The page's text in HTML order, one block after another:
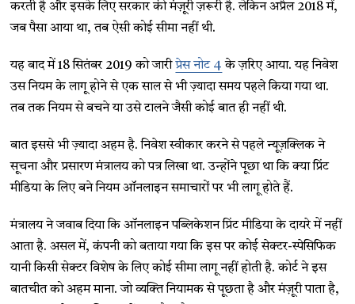
करती है और इसके लिए सरकार की मंज़ूरी ज़रूरी है. लेकिन अप्रैल 2018 में,
जब पैसा आया था, तब ऐसी कोई सीमा नहीं थी.
यह बाद में 18 सितंबर 2019 को जारीप्रेस नोट 4 के ज़रिए आया. यह निवेश
उस नियम के लागू होने से एक साल से भी ज़्यादा समय पहले किया गया था.
तब तक नियम से बचने या उसे टालने जैसी कोई बात ही नहीं थी.
बात इससे भी ज़्यादा अहम है. निवेश स्वीकार करने से पहले न्यूज़क्लिक ने
सूचना और प्रसारण मंत्रालय को पत्र लिखा था. उन्होंने पूछा था कि क्या प्रिंट
मीडिया के लिए बने नियम ऑनलाइन समाचारों पर भी लागू होते हैं.
मंत्रालय ने जवाब दिया कि ऑनलाइन पब्लिकेशन प्रिंट मीडिया के दायरे में नहीं
आता है. असल में, कंपनी को बताया गया कि इस पर कोई सेक्टर-स्पेसिफिक
यानी किसी सेक्टर विशेष के लिए कोई सीमा लागू नहीं होती है. कोर्ट ने इस
बातचीत को अहम माना. जो व्यक्ति नियामक से पूछता है और मंज़ूरी पाता है,